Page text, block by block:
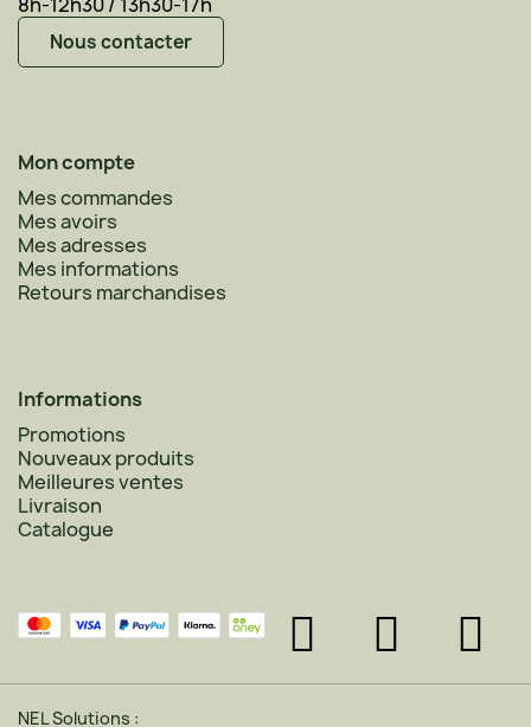
Nous contacter
Mon compte
Mes commandes
Mes avoirs
Mes adresses
Mes informations
Retours marchandises
Informations
Promotions
Nouveaux produits
Meilleures ventes
Livraison
Catalogue
NEL Solutions :